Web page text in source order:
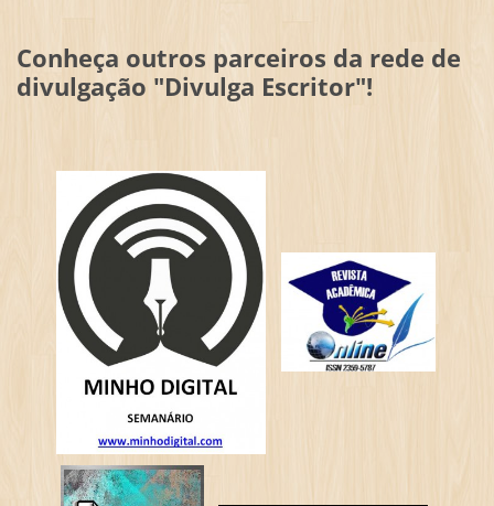
Conheça outros parceiros da rede de
divulgação "Divulga Escritor"!